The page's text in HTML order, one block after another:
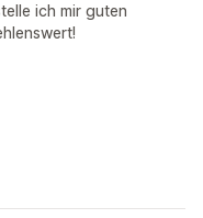
ich mir guten